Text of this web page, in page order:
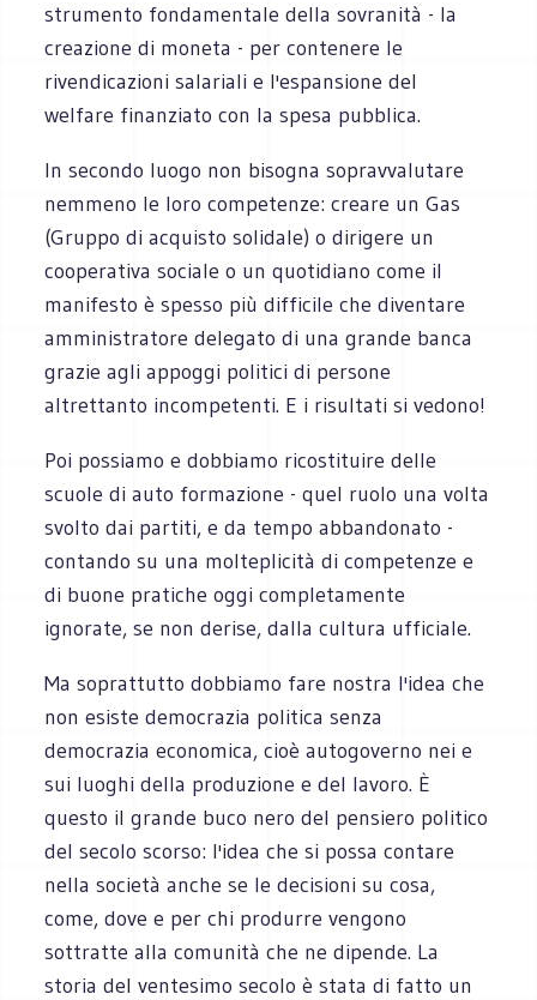
strumento fondamentale della sovranità - la
creazione di moneta - per contenere le
rivendicazioni salariali e l'espansione del
welfare finanziato con la spesa pubblica.
In secondo luogo non bisogna sopravvalutare
nemmeno le loro competenze: creare un Gas
(Gruppo di acquisto solidale) o dirigere un
cooperativa sociale o un quotidiano come il
manifesto è spesso più difficile che diventare
amministratore delegato di una grande banca
grazie agli appoggi politici di persone
altrettanto incompetenti. E i risultati si vedono!
Poi possiamo e dobbiamo ricostituire delle
scuole di auto formazione - quel ruolo una volta
svolto dai partiti, e da tempo abbandonato -
contando su una molteplicità di competenze e
di buone pratiche oggi completamente
ignorate, se non derise, dalla cultura ufficiale.
Ma soprattutto dobbiamo fare nostra l'idea che
non esiste democrazia politica senza
democrazia economica, cioè autogoverno nei e
sui luoghi della produzione e del lavoro. È
questo il grande buco nero del pensiero politico
del secolo scorso: l'idea che si possa contare
nella società anche se le decisioni su cosa,
come, dove e per chi produrre vengono
sottratte alla comunità che ne dipende. La
storia del ventesimo secolo è stata di fatto un